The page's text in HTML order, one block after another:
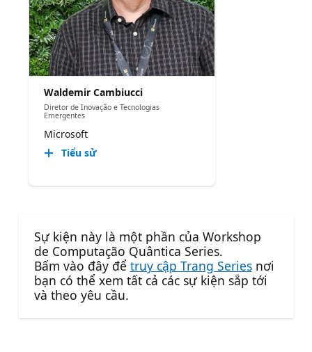
Waldemir Cambiucci
Diretor de Inovação e Tecnologias
Emergentes
Microsoft
Tiểu sử
Sự kiện này là một phần của Workshop
de Computação Quântica Series.
Bấm vào đây để truy cập Trang Seriesnơi
bạn có thể xem tất cả các sự kiện sắp tới
và theo yêu cầu.